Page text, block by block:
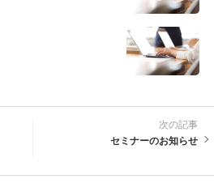
次の記事
セミナーのお知らせ